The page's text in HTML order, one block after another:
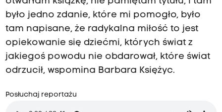
było jedno zdanie, które mi pomogło, było
tam napisane, że radykalna miłość to jest
opiekowanie się dziećmi, których świat z
jakiegoś powodu nie obdarował, które świat
odrzucił, wspomina Barbara Księżyc.
Posłuchaj reportażu